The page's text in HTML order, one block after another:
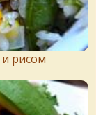
рисом